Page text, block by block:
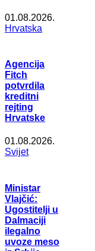
01.08.2026.
Hrvatska
Agencija
Fitch
potvrdila
kreditni
rejting
Hrvatske
01.08.2026.
Svijet
Ministar
Vlajčić:
Ugostitelji u
Dalmaciji
ilegalno
uvoze meso